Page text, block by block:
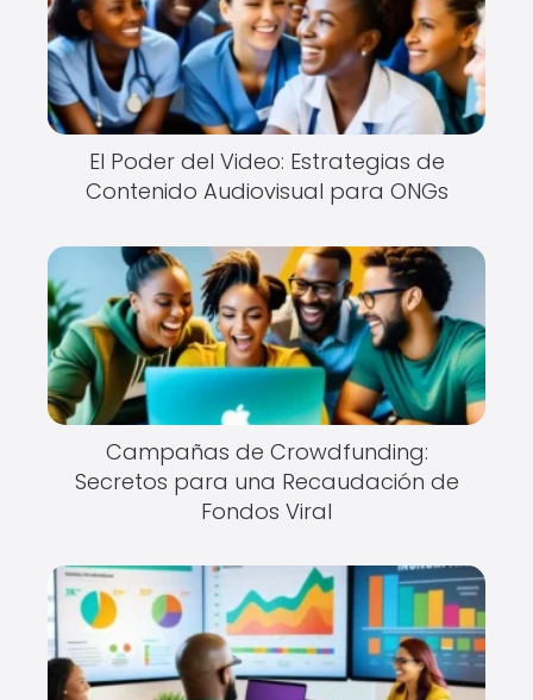
El Poder del Video: Estrategias de
Contenido Audiovisual para ONGs
Campañas de Crowdfunding:
Secretos para una Recaudación de
Fondos Viral